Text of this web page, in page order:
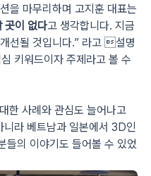
을 마무리하며 고지훈 대표는
곳이 없다고 생각합니다. 지금
선될 것입니다.” 라고 설명
키워드이자 주제라고 볼 수
한 사례와 관심도 늘어나고
라 베트남과 일본에서 3D인
들의 이야기도 들어볼 수 있었